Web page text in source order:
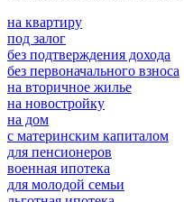
на квартиру
под залог
без подтверждения дохода
без первоначального взноса
на вторичное жилье
на новостройку
на дом
с материнским капиталом
для пенсионеров
военная ипотека
для молодой семьи